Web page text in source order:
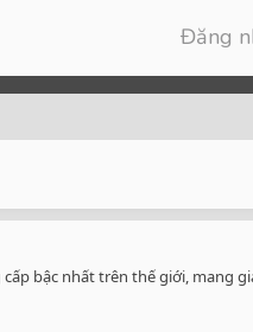
Đăng
bậc nhất trên thế giới, mang